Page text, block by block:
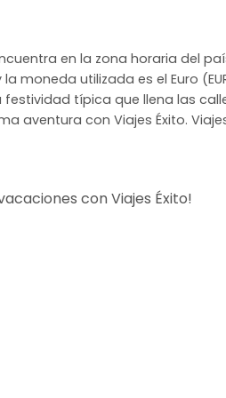
en la zona horaria del
moneda utilizada es el Euro
típica que llena las
con Viajes Éxito.
con Viajes Éxito!